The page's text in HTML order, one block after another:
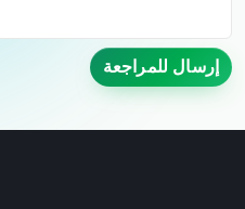
إرسال للمراجعة